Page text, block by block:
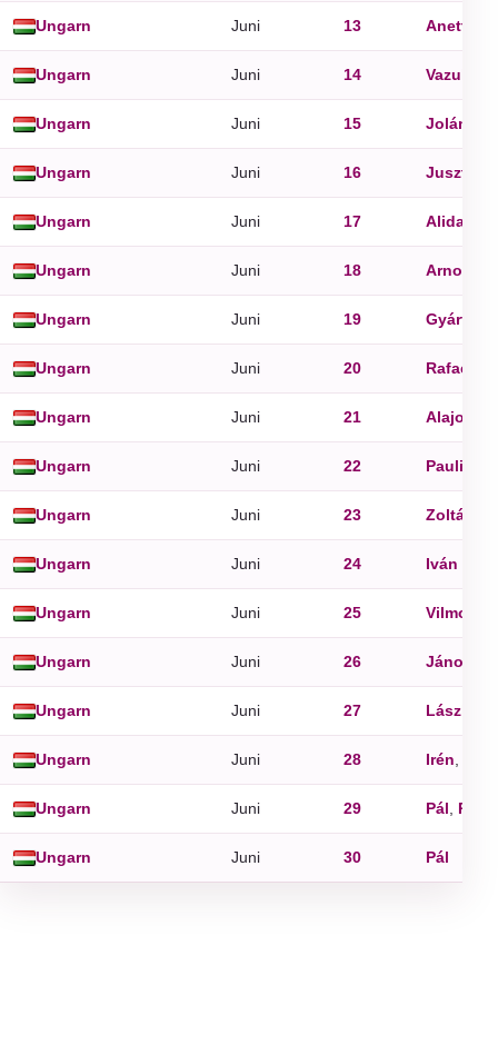
Ungarn Juni 13 Anett
Ungarn Juni 14 Vazul
Ungarn Juni 15 Jolán
Ungarn Juni 16 Jusztin
Ungarn Juni 17 Alida
Ungarn Juni 18 Arnold
Ungarn Juni 19 Gyárfás
Ungarn Juni 20 Rafael
Ungarn Juni 21 Alajos
Ungarn Juni 22 Paulina
Ungarn Juni 23 Zoltán
Ungarn Juni 24 Iván
Ungarn Juni 25 Vilmos
Ungarn Juni 26 János
Ungarn Juni 27 László
Ungarn Juni 28 Irén
Ungarn Juni 29 Pál Péter
Ungarn Juni 30 Pál